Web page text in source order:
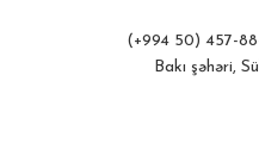
(+994 50) 457-
Bakı şəhəri,